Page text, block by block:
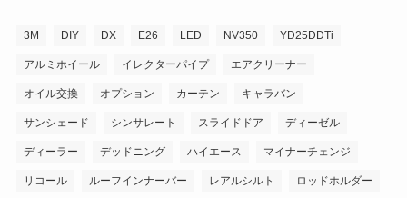
3M DIY DX E26 LED NV350 YD25DDTi
アルミホイール イレクターパイプ エアクリーナー
オイル交換 オプション カーテン キャラバン
サンシェード シンサレート スライドドア ディーゼル
ディーラー デッドニング ハイエース マイナーチェンジ
リコール ルーフインナーバー レアルシルト ロッドホルダー